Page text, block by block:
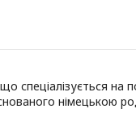
спеціалізується на
німецькою